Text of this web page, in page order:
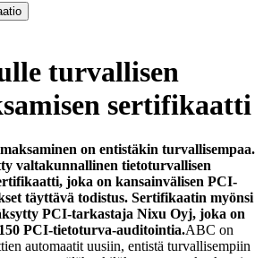
turvallisen
sertifikaatti
on entistäkin turvallisempaa.
valtakunnallinen tietoturvallisen
joka on kansainvälisen PCI-
täyttävä todistus. Sertifikaatin myönsi
PCI-tarkastaja Nixu Oyj, joka on
PCI-tietoturva-auditointia.ABC on
automaatit uusiin, entistä turvallisempiin